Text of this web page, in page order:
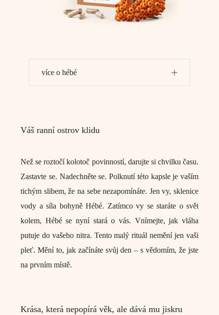
více o hébé
Váš ranní ostrov klidu
Než se roztočí kolotoč povinností, darujte si chvilku času.
Zastavte se. Nadechněte se. Polknutí této kapsle je vaším
tichým slibem, že na sebe nezapomínáte. Jen vy, sklenice
vody a síla bohyně Hébé. Zatímco vy se staráte o svět
kolem, Hébé se nyní stará o vás. Vnímejte, jak vláha
putuje do vašeho nitra. Tento malý rituál nemění jen vaši
pleť. Mění to, jak začínáte svůj den – s vědomím, že jste
na prvním místě.
Krása, která nepopírá věk, ale dává mu jiskru